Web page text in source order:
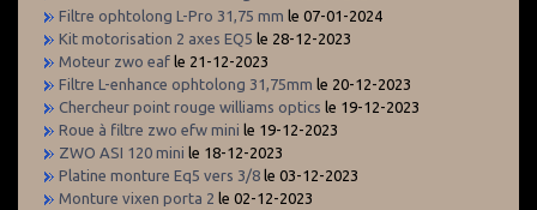
Filtre ophtolong L-Pro 31,75 mm le 07-01-2024
Kit motorisation 2 axes EQ5 le 28-12-2023
Moteur zwo eaf le 21-12-2023
Filtre L-enhance ophtolong 31,75mm le 20-12-2023
Chercheur point rouge williams optics le 19-12-2023
Roue à filtre zwo efw mini le 19-12-2023
ZWO ASI 120 mini le 18-12-2023
Platine monture Eq5 vers 3/8 le 03-12-2023
Monture vixen porta 2 le 02-12-2023